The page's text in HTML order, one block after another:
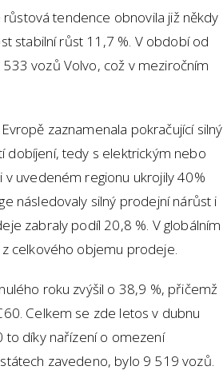
tendence obnovila již někdy
stabilní růst 11,7 %. V období od
vozů Volvo, což v meziročním
zaznamenala pokračující silný
dobíjení, tedy s elektrickým nebo
uvedeném regionu ukrojily 40%
následovaly silný prodejní nárůst i
zabraly podíl 20,8 %. V globálním
celkového objemu prodeje.
roku zvýšil o 38,9 %, přičemž
Celkem se zde letos v dubnu
díky nařízení o omezení
zavedeno, bylo 9 519 vozů.